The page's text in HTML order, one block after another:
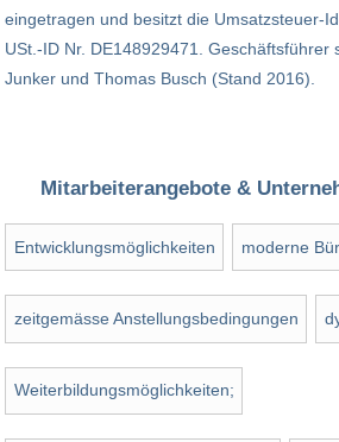
eingetragen und besitzt die Umsatzsteuer-
USt.-ID Nr. DE148929471. Geschäftsführer
Junker und Thomas Busch (Stand 2016).
Mitarbeiterangebote &
Entwicklungsmöglichkeiten moderne
zeitgemässe Anstellungsbedingungen
Weiterbildungsmöglichkeiten;